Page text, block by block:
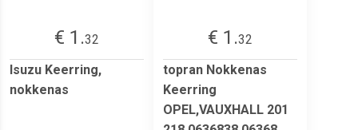
€ 1.32
Isuzu Keerring,
nokkenas
€ 1.32
topran Nokkenas
Keerring
OPEL,VAUXHALL 201